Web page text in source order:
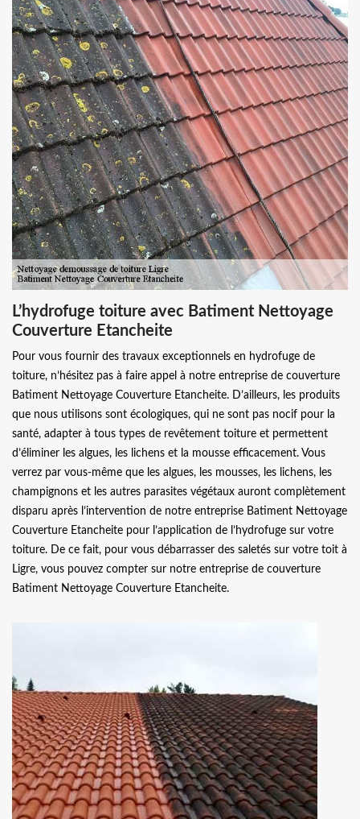
L’hydrofuge toiture avec Batiment Nettoyage
Couverture Etancheite
Pour vous fournir des travaux exceptionnels en hydrofuge de
toiture, n’hésitez pas à faire appel à notre entreprise de couverture
Batiment Nettoyage Couverture Etancheite. D’ailleurs, les produits
que nous utilisons sont écologiques, qui ne sont pas nocif pour la
santé, adapter à tous types de revêtement toiture et permettent
d’éliminer les algues, les lichens et la mousse efficacement. Vous
verrez par vous-même que les algues, les mousses, les lichens, les
champignons et les autres parasites végétaux auront complètement
disparu après l’intervention de notre entreprise Batiment Nettoyage
Couverture Etancheite pour l’application de l’hydrofuge sur votre
toiture. De ce fait, pour vous débarrasser des saletés sur votre toit à
Ligre, vous pouvez compter sur notre entreprise de couverture
Batiment Nettoyage Couverture Etancheite.